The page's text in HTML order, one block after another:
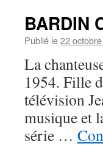
BARDIN
Publié le22
La
1954. Fille
télévision
musique et
série …